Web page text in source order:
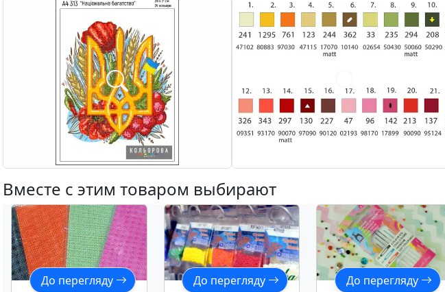
Вместе с этим товаром выбирают
До перегляду До перегляду До перегляду